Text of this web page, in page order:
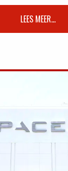
LEES MEER...